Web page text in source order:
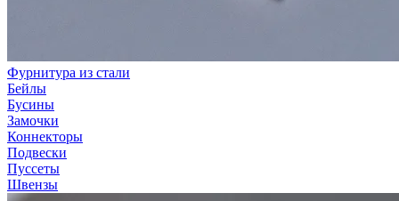
Фурнитура из стали
Бейлы
Бусины
Замочки
Коннекторы
Подвески
Пуссеты
Швензы